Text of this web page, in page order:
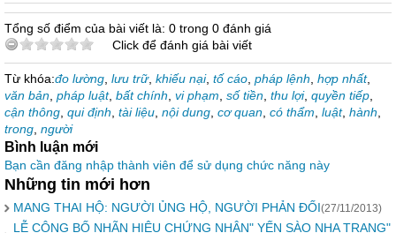
Tổng số điểm của bài viết là: 0 trong 0 đánh giá
Click để đánh giá bài viết
Từ khóa:đo lường lưu trữ, khiếu nại, tố cáo pháp lệnh hợp nhất,
văn bản pháp luật, bất chính vi phạm số tiền thu lợi, quyền tiếp
cận thông qui định tài liệu nội dung cơ quan có thẩm luật, hành
trong người
Bình luận mới
Bạn cần đăng nhập thành viên để sử dụng chức năng này
Những tin mới hơn
MANG THAI HỘ: NGƯỜI ỦNG HỘ, NGƯỜI PHẢN ĐỐI(27/11/2013)
LỄ CÔNG BỐ NHÃN HIỆU CHỨNG NHẬN" YẾN SÀO NHA TRANG"